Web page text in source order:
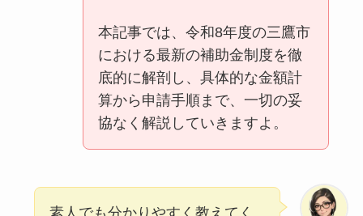
本記事では、令和8年度の三鷹市
における最新の補助金制度を徹
底的に解剖し、具体的な金額計
算から申請手順まで、一切の妥
協なく解説していきますよ。